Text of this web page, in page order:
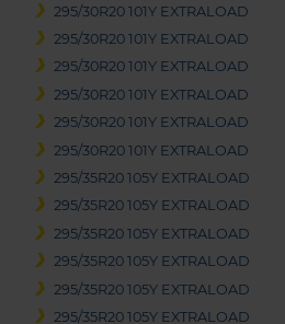
295/30R20 101Y EXTRALOAD
295/30R20 101Y EXTRALOAD
295/30R20 101Y EXTRALOAD
295/30R20 101Y EXTRALOAD
295/30R20 101Y EXTRALOAD
295/30R20 101Y EXTRALOAD
295/35R20 105Y EXTRALOAD
295/35R20 105Y EXTRALOAD
295/35R20 105Y EXTRALOAD
295/35R20 105Y EXTRALOAD
295/35R20 105Y EXTRALOAD
295/35R20 105Y EXTRALOAD